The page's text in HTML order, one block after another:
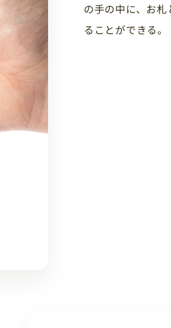
の手の中に、お
ることができる。